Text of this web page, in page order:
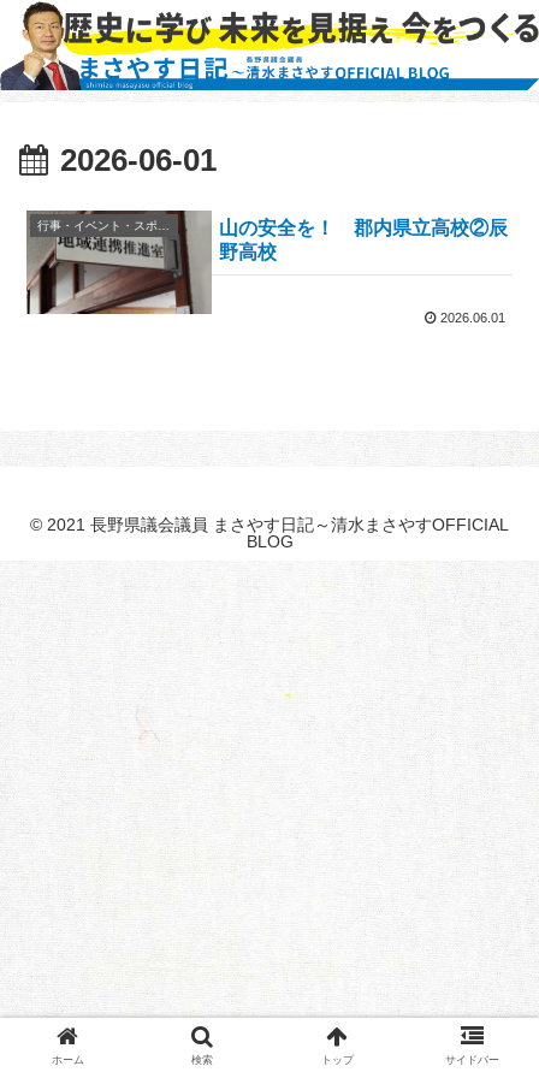
2026-06-01
山の安全を！ 郡内県立高校②辰
野高校
2026.06.01
© 2021 長野県議会議員 まさやす日記～清水まさやすOFFICIAL
BLOG
ホーム 検索 トップ サイドバー